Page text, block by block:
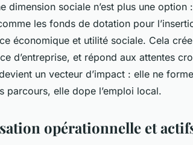
dimension sociale n’est plus une option :
les fonds de dotation pour
économique et utilité sociale. Cela
d’entreprise, et répond aux attentes
un vecteur d’impact : elle ne
parcours, elle dope l’emploi local.
opérationnelle et